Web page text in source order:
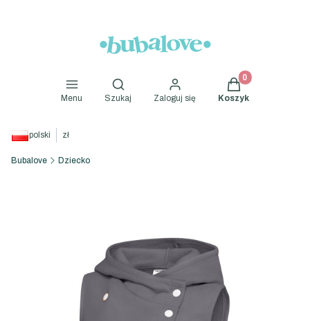
Menu
Otwórz wyszukiwarkę
Szukaj Zaloguj się
Produkty w
Koszyk
polski zł
Bubalove Dziecko